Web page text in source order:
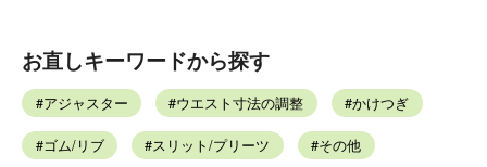
お直しキーワードから探す
アジャスター ウエスト寸法の調整 かけつぎ
ゴム/リブ スリット/プリーツ その他